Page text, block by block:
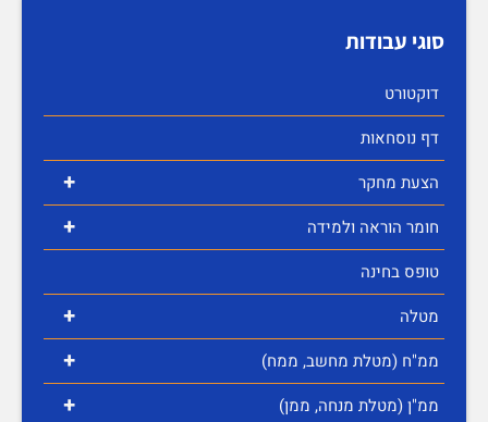
סוגי עבודות
דוקטורט
דף נוסחאות
+ הצעת מחקר
+
חומר הוראה ולמידה
טופס בחינה
+ מטלה
+ ממ"ח (מטלת מחשב, ממח)
+
ממ"ן (מטלת מנחה, ממן)